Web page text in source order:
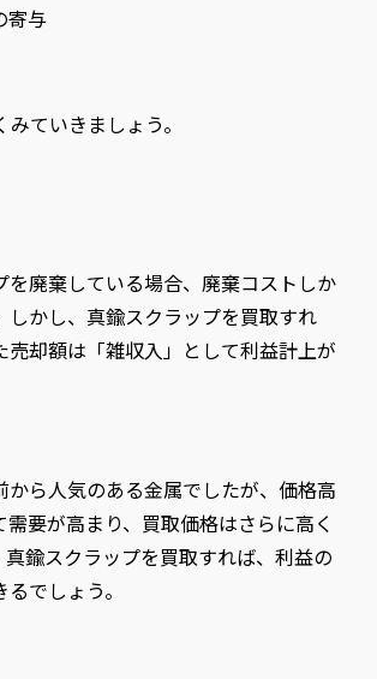
寄与
ていきましょう。
を廃棄している場合、廃棄コストしか
しかし、真鍮スクラップを買取すれ
売却額は「雑収入」として利益計上が
から人気のある金属でしたが、価格高
需要が高まり、買取価格はさらに高く
真鍮スクラップを買取すれば、利益の
でしょう。